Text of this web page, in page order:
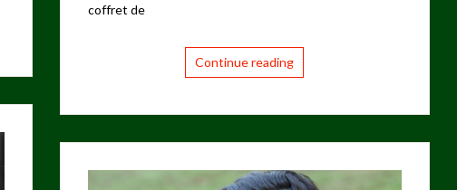
coffret de
Continue reading